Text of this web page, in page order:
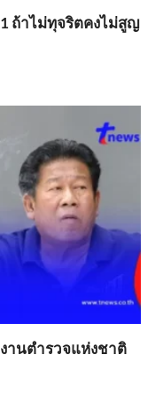
ถ้าไม่ทุจริตคงไม่สูญ
านตำรวจแห่งชาติ